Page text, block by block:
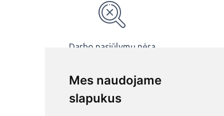
Mes naudojame
slapukus
Darbo pasiūlymų nėra